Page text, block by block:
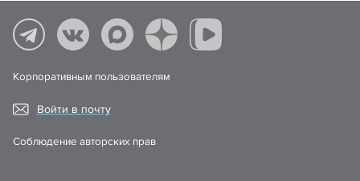
Корпоративным пользователям
Войти в почту
Соблюдение авторских прав